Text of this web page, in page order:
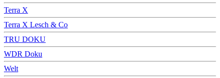
Terra X
Terra X Lesch & Co
TRU DOKU
WDR Doku
Welt